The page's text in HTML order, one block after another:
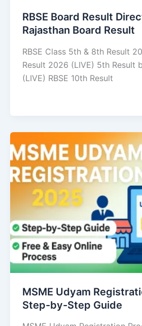
RBSE Board Result
Rajasthan Board Result
RBSE Class 5th & 8th Result
Result 2026 (LIVE) 5th Result
(LIVE) RBSE 10th Result
MSME Udyam
Step-by-Step Guide